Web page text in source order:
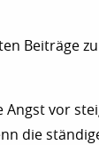
Beiträge
Angst vor
die